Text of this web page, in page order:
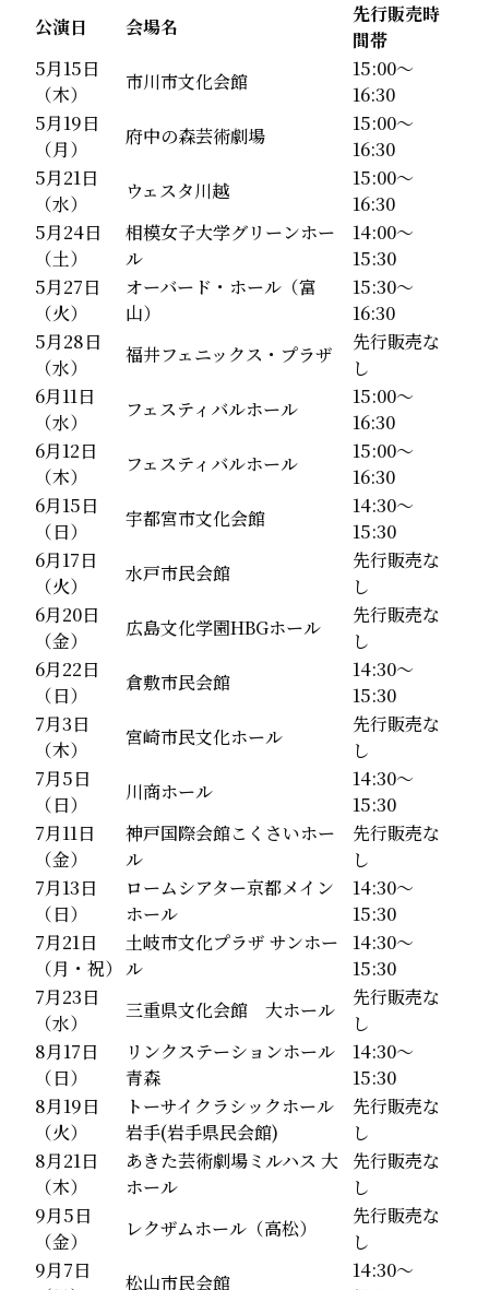
公演日 会場名
先行販売時
間帯
5月15日
（木）
市川市文化会館
15:00～
16:30
5月19日
（月）
府中の森芸術劇場
15:00～
16:30
5月21日
（水）
ウェスタ川越
15:00～
16:30
5月24日
（土）
相模女子大学グリーンホー
ル
14:00～
15:30
5月27日
（火）
オーバード・ホール（富
山）
15:30～
16:30
5月28日
（水）
福井フェニックス・プラザ
先行販売な
し
6月11日
（水）
フェスティバルホール
15:00～
16:30
6月12日
（木）
フェスティバルホール
15:00～
16:30
6月15日
（日）
宇都宮市文化会館
14:30～
15:30
6月17日
（火）
水戸市民会館
先行販売な
し
6月20日
（金）
広島文化学園HBGホール
先行販売な
し
6月22日
（日）
倉敷市民会館
14:30～
15:30
7月3日
（木）
宮崎市民文化ホール
先行販売な
し
7月5日
（日）
川商ホール
14:30～
15:30
7月11日
（金）
神戸国際会館こくさいホー
ル
先行販売な
し
7月13日
（日）
ロームシアター京都メイン
ホール
14:30～
15:30
7月21日
（月・祝）
土岐市文化プラザ サンホー
ル
14:30～
15:30
7月23日
（水）
三重県文化会館 大ホール
先行販売な
し
8月17日
（日）
リンクステーションホール
青森
14:30～
15:30
8月19日
（火）
トーサイクラシックホール
岩手(岩手県民会館)
先行販売な
し
8月21日
（木）
あきた芸術劇場ミルハス 大
ホール
先行販売な
し
9月5日
（金）
レクザムホール（高松）
先行販売な
し
9月7日
松山市民会館
14:30～